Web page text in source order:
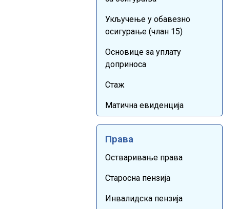
Укључење у обавезно
осигурање (члан 15)
Основице за уплату
доприноса
Стаж
Матична евиденција
Права
Остваривање права
Старосна пензија
Инвалидска пензија